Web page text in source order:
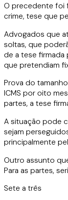
O precedente foi
crime, tese que
Advogados que
soltas, que
de a tese
que pretendiam
Prova do
ICMS por oito
partes, a tese
A situação pode
sejam
principalmente
Outro assunto
Para as partes,
Sete a três